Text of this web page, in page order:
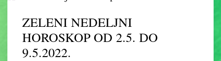
ZELENI NEDELJNI
HOROSKOP OD 2.5. DO
9.5.2022.